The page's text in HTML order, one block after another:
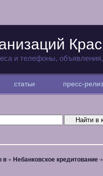
и телефоны,
статьи пресс-
в Небанковское кредитование